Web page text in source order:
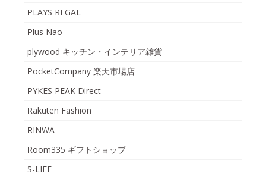
PLAYS REGAL
Plus Nao
plywood キッチン・インテリア雑貨
PocketCompany 楽天市場店
PYKES PEAK Direct
Rakuten Fashion
RINWA
Room335 ギフトショップ
S-LIFE